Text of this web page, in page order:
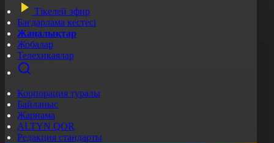
Тікелей эфир
Бағдарлама кестесі
Жаңалықтар
Жобалар
Телехикаялар
Корпорация туралы
Байланыс
Жарнама
ALTYN QOR
Редакция стандарты